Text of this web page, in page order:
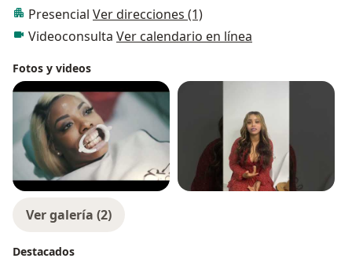
Presencial Ver direcciones (1)
Videoconsulta Ver calendario en línea
Fotos y videos
Ver galería (2)
Destacados